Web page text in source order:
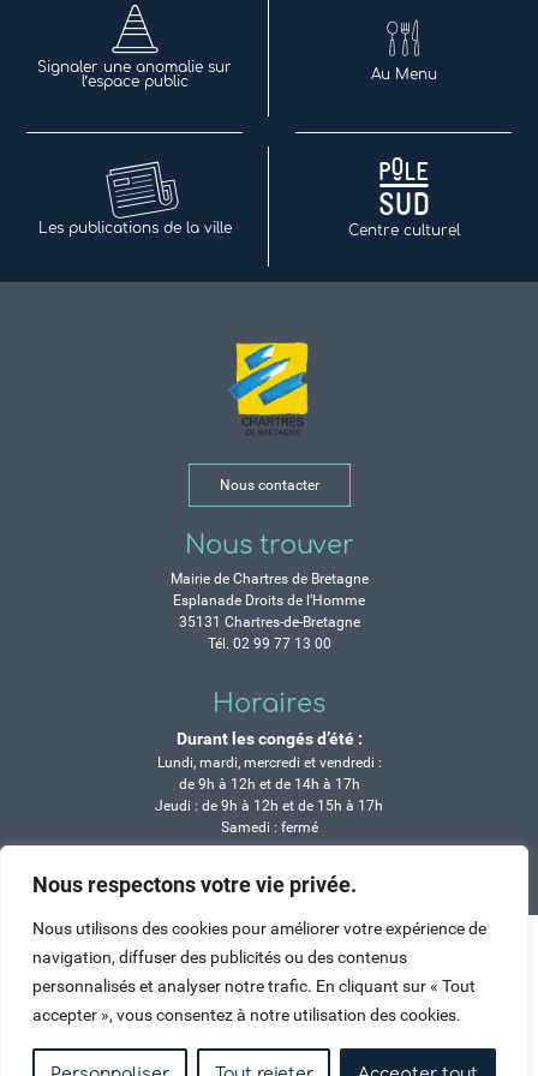
Nous respectons votre vie privée.
Nous utilisons des cookies pour améliorer votre expérience de
navigation, diffuser des publicités ou des contenus
personnalisés et analyser notre trafic. En cliquant sur « Tout
accepter », vous consentez à notre utilisation des cookies.
Signaler une anomalie sur
l’espace public
Au Menu
Les publications de la ville Centre culturel
Nous contacter
Nous trouver
Mairie de Chartres de Bretagne
Esplanade Droits de l’Homme
35131 Chartres-de-Bretagne
Tél. 02 99 77 13 00
Horaires
Durant les congés d’été :
Lundi, mardi, mercredi et vendredi :
de 9h à 12h et de 14h à 17h
Jeudi : de 9h à 12h et de 15h à 17h
Samedi : fermé
Crédits Mentions légales Contactez-nous
Haut de page